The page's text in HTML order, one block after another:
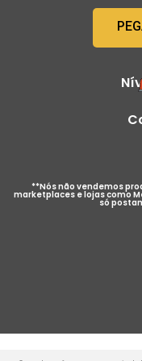
**Nós não vendemos
marketplaces e lojas como
só